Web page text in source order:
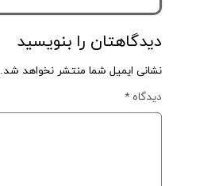
دیدگاهتان را بنویسید
نشانی ایمیل شما منتشر نخواهد شد.
دیدگاه *